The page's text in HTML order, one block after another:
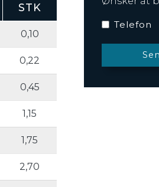
STK
0,10
0,22
0,45
1,15
1,75
2,70
Telefon